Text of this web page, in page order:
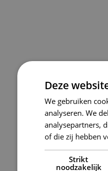
Deze
We gebruiken
analyseren. We
analysepartners,
of die zij hebben
Strikt
noodzakelijk